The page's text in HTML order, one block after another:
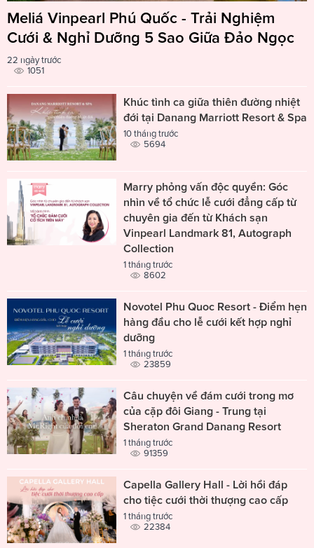
Meliá Vinpearl Phú Quốc - Trải Nghiệm
Cưới & Nghỉ Dưỡng 5 Sao Giữa Đảo Ngọc
22 ngày trước
1051
Khúc tình ca giữa thiên đường nhiệt
đới tại Danang Marriott Resort & Spa
10 tháng trước
5694
Marry phỏng vấn độc quyền: Góc
nhìn về tổ chức lễ cưới đẳng cấp từ
chuyên gia đến từ Khách sạn
Vinpearl Landmark 81, Autograph
Collection
1 tháng trước
8602
Novotel Phu Quoc Resort - Điểm hẹn
hàng đầu cho lễ cưới kết hợp nghỉ
dưỡng
1 tháng trước
23859
Câu chuyện về đám cưới trong mơ
của cặp đôi Giang - Trung tại
Sheraton Grand Danang Resort
1 tháng trước
91359
Capella Gallery Hall - Lời hồi đáp
cho tiệc cưới thời thượng cao cấp
1 tháng trước
22384